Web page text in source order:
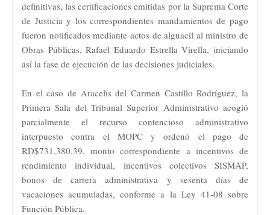
definitivas, las certificaciones emitidas por la Suprema Corte
de Justicia y los correspondientes mandamientos de pago
fueron notificados mediante actos de alguacil al ministro de
Obras Públicas, Rafael Eduardo Estrella Virella, iniciando
así la fase de ejecución de las decisiones judiciales.
En el caso de Aracelis del Carmen Castillo Rodríguez, la
Primera Sala del Tribunal Superior Administrativo acogió
parcialmente el recurso contencioso administrativo
interpuesto contra el MOPC y ordenó el pago de
RD$731,380.39, monto correspondiente a incentivos de
rendimiento individual, incentivos colectivos SISMAP,
bonos de carrera administrativa y sesenta días de
vacaciones acumuladas, conforme a la Ley 41-08 sobre
Función Pública.